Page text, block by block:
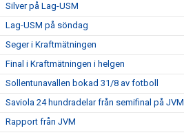
Silver på Lag-USM
Lag-USM på söndag
Seger i Kraftmätningen
Final i Kraftmätningen i helgen
Sollentunavallen bokad 31/8 av fotboll
Saviola 24 hundradelar från semifinal på JVM
Rapport från JVM